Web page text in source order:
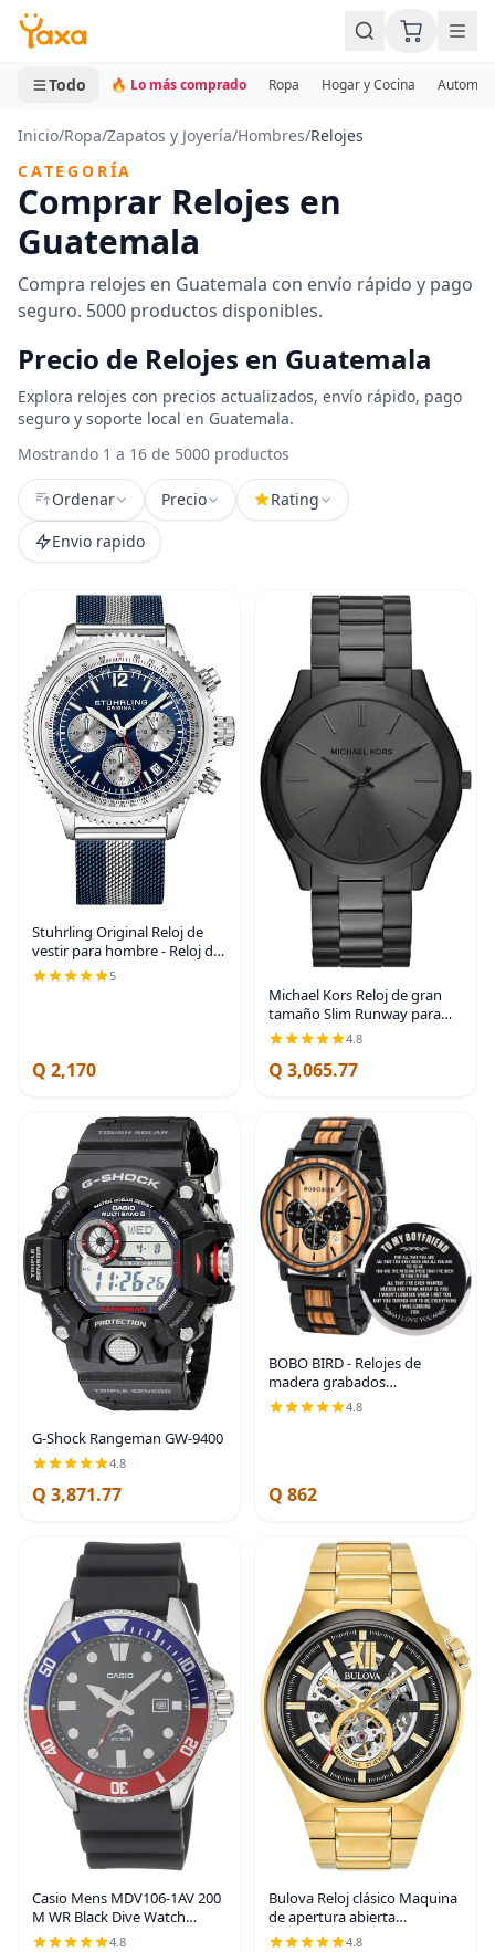
MINI CARRITO
0 productos
Todo 🔥 Lo más comprado Ropa Hogar y Cocina
Inicio/Ropa/Zapatos y Joyería/Hombres/Relojes
CATEGORÍA
Comprar Relojes en
Guatemala
Compra relojes en Guatemala con envío rápido y pago
seguro. 5000 productos disponibles.
Precio de Relojes en Guatemala
Explora relojes con precios actualizados, envío rápido, pago
seguro y soporte local en Guatemala.
Mostrando 1 a 16 de 5000 productos
Ordenar Precio
Rating
Envio rapido
Stuhrling Original Reloj de
vestir para hombre - Reloj de
pulsera cronógrafo con
taquímetro subdial de 24
5
Q 2,170
Michael Kors Reloj de gran
tamaño Slim Runway para
hombre, reloj de acero
inoxidable para hombres
4.8
Q 3,065.77
G-Shock Rangeman GW-9400
4.8
Q 3,871.77
BOBO BIRD - Relojes de
madera grabados
personalizados para hombre
elegantes relojes de pulsera
4.8
Q 862
Casio Mens MDV106-1AV 200
M WR Black Dive Watch
MDV106-1A4.8
Bulova Reloj clásico Maquina
de apertura abierta
automática para hombre,
4.8